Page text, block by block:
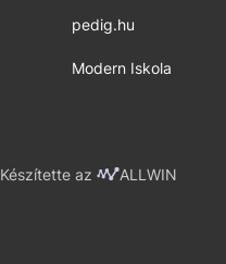
pedig.hu
Modern Iskola
Készítette az ALLWIN